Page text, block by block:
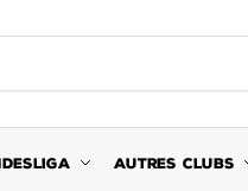
AUTRES CLUBS